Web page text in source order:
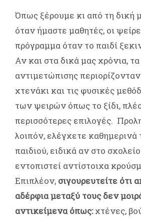
Όπως ξέρουμε κι από τη δική
όταν ήμαστε μαθητές, οι
πρόγραμμα όταν το παιδί
Αν και στα δικά μας χρόνια,
αντιμετώπισης
χτενάκι και τις φυσικές
των ψειρών όπως το ξίδι,
περισσότερες επιλογές.
λοιπόν, ελέγχετε καθημερινά
παιδιού, ειδικά αν στο
εντοπιστεί αντίστοιχα
Επιπλέον, σιγουρευτείτε ότι
αδέρφια μεταξύ τους δεν
αντικείμενα όπως:χτένες,